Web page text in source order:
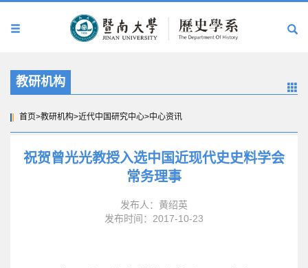
教研机构
首页>教研机构>近代中国研究中心>中心资讯
祝贺曾光光教授入选中国近现代史史料学会
常务理事
发布人：黄绍英
发布时间：2017-10-23